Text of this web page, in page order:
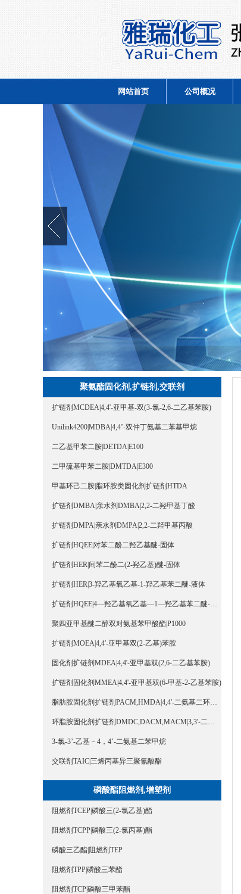
网站首页 公司概况
聚氨酯固化剂,扩链剂,交联剂
扩链剂MCDEA|4,4'-亚甲基-双(3-氯-2,6-二乙基苯胺)
Unilink4200|MDBA|4,4’-双仲丁氨基二苯基甲烷
二乙基甲苯二胺|DETDA|E100
二甲硫基甲苯二胺|DMTDA|E300
甲基环己二胺|脂环胺类固化剂扩链剂HTDA
扩链剂DMBA|亲水剂DMBA|2,2-二羟甲基丁酸
扩链剂DMPA|亲水剂DMPA|2,2-二羟甲基丙酸
扩链剂HQEE|对苯二酚二羟乙基醚-固体
扩链剂HER|间苯二酚二(2-羟乙基)醚-固体
扩链剂HER|3-羟乙基氧乙基-1-羟乙基苯二醚-液体
扩链剂HQEE|4—羟乙基氧乙基—1—羟乙基苯二醚-液体
聚四亚甲基醚二醇双对氨基苯甲酸酯|P1000
扩链剂MOEA|4,4'-亚甲基双(2-乙基)苯胺
固化剂扩链剂MDEA|4,4'-亚甲基双(2,6-二乙基苯胺)
扩链剂固化剂MMEA|4,4'-亚甲基双(6-甲基-2-乙基苯胺)
脂肪胺固化剂扩链剂PACM,HMDA|4,4'-二氨基二环己基甲烷
环脂胺固化剂扩链剂DMDC,DACM,MACM|3,3'-二甲基-4,4'-二氨基二环己基甲烷
3-氯-3’-乙基－4，4’-二氨基二苯甲烷
交联剂TAIC|三烯丙基异三聚氰酸酯
磷酸酯阻燃剂,增塑剂
阻燃剂TCEP|磷酸三(2-氯乙基)酯
阻燃剂TCPP|磷酸三(2-氯丙基)酯
磷酸三乙酯|阻燃剂TEP
阻燃剂TPP|磷酸三苯酯
阻燃剂TCP|磷酸三甲苯酯